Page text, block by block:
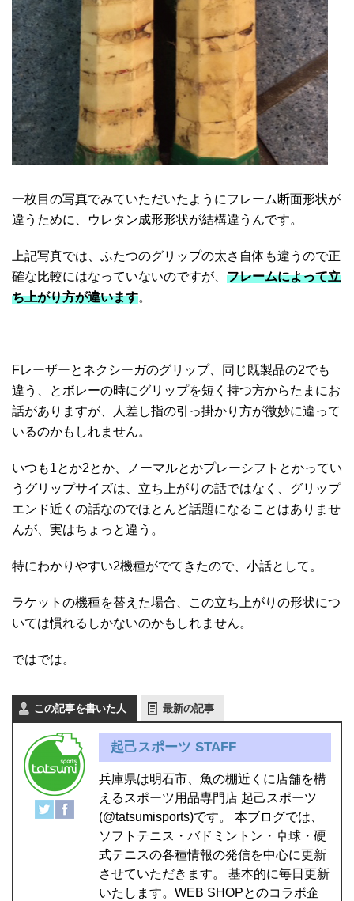
一枚目の写真でみていただいたようにフレーム断面形状が
違うために、ウレタン成形形状が結構違うんです。
上記写真では、ふたつのグリップの太さ自体も違うので正
確な比較にはなっていないのですが、 フレームによって立
ち上がり方が違います。
Fレーザーとネクシーガのグリップ、同じ既製品の2でも
違う、とボレーの時にグリップを短く持つ方からたまにお
話がありますが、人差し指の引っ掛かり方が微妙に違って
いるのかもしれません。
いつも1とか2とか、ノーマルとかプレーシフトとかってい
うグリップサイズは、立ち上がりの話ではなく、グリップ
エンド近くの話なのでほとんど話題になることはありませ
んが、実はちょっと違う。
特にわかりやすい2機種がでてきたので、小話として。
ラケットの機種を替えた場合、この立ち上がりの形状につ
いては慣れるしかないのかもしれません。
ではでは。
この記事を書いた人 最新の記事
起己スポーツ STAFF
兵庫県は明石市、魚の棚近くに店舗を構
えるスポーツ用品専門店 起己スポーツ
(@tatsumisports)です。 本ブログでは、
ソフトテニス・バドミントン・卓球・硬
式テニスの各種情報の発信を中心に更新
させていただきます。 基本的に毎日更新
いたします。WEB SHOPとのコラボ企